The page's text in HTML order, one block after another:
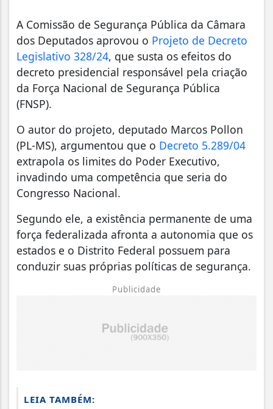
A Comissão de Segurança Pública da Câmara
dos Deputados aprovou o Projeto de Decreto
Legislativo 328/24, que susta os efeitos do
decreto presidencial responsável pela criação
da Força Nacional de Segurança Pública
(FNSP).
O autor do projeto, deputado Marcos Pollon
(PL-MS), argumentou que o Decreto 5.289/04
extrapola os limites do Poder Executivo,
invadindo uma competência que seria do
Congresso Nacional.
Segundo ele, a existência permanente de uma
força federalizada afronta a autonomia que os
estados e o Distrito Federal possuem para
conduzir suas próprias políticas de segurança.
Publicidade
LEIA TAMBÉM: